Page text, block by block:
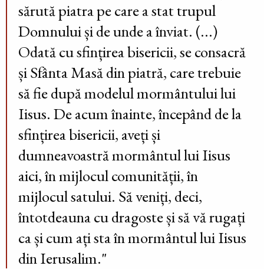
sărută piatra pe care a stat trupul
Domnului și de unde a înviat. (...)
Odată cu sfințirea bisericii, se consacră
și Sfânta Masă din piatră, care trebuie
să fie după modelul mormântului lui
Iisus. De acum înainte, începând de la
sfințirea bisericii, aveți și
dumneavoastră mormântul lui Iisus
aici, în mijlocul comunității, în
mijlocul satului. Să veniți, deci,
întotdeauna cu dragoste și să vă rugați
ca și cum ați sta în mormântul lui Iisus
din Ierusalim."